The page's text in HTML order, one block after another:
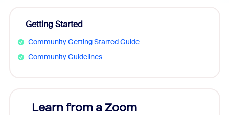
Getting Started
Community Getting Started Guide
Community Guidelines
Learn from a Zoom